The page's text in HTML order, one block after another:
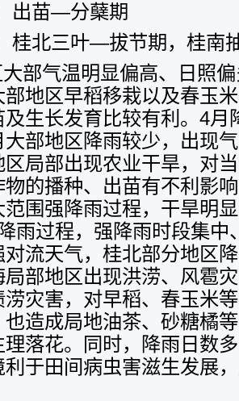
出苗—分蘖期
桂北三叶—拔节期，桂南
部气温明显偏高、日照
部地区早稻移栽以及春玉
及生长发育比较有利。4月
大部地区降雨较少，出现
区局部出现农业干旱，对
物的播种、出苗有不利影
围强降雨过程，干旱明
雨过程，强降雨时段集中
对流天气，桂北部分地区
部地区出现洪涝、风雹
涝灾害，对早稻、春玉米
也造成局地油茶、砂糖橘
落花。同时，降雨日数
利于田间病虫害滋生发展